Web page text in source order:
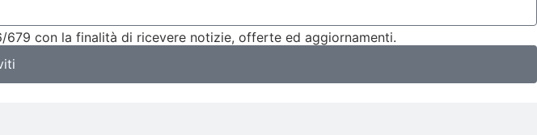
679 con la finalità di ricevere notizie, offerte ed aggiornamenti.